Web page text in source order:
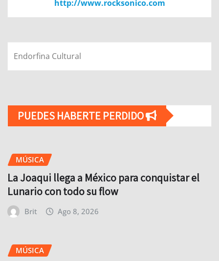
http://www.rocksonico.com
Endorfina Cultural
PUEDES HABERTE PERDIDO
MÚSICA
La Joaqui llega a México para conquistar el
Lunario con todo su flow
Brit Ago 8, 2026
MÚSICA